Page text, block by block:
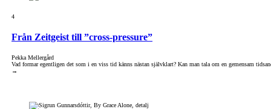
4
Från Zeitgeist till ”cross-pressure”
Pekka Mellergård
Vad formar egentligen det som i en viss tid känns nästan självklart? Kan man tala om en gemensam
→